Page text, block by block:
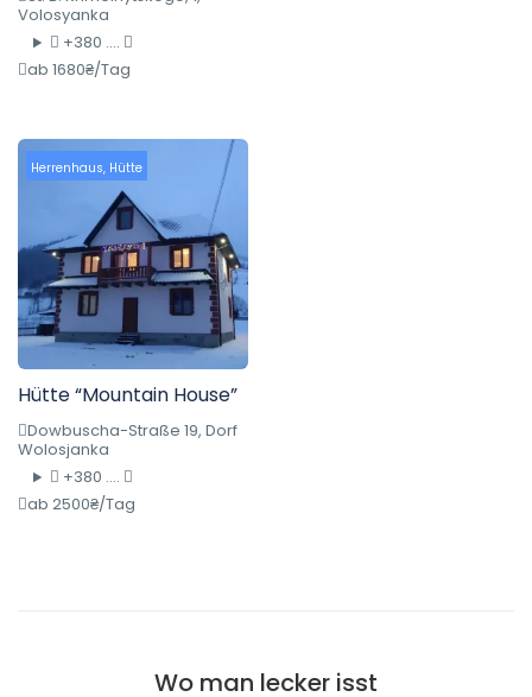
Volosyanka
+380 ....
ab 1680₴/Tag
Herrenhaus, Hütte
Hütte “Mountain House”
Dowbuscha-Straße 19, Dorf
Wolosjanka
+380 ....
ab 2500₴/Tag
Wo man lecker isst